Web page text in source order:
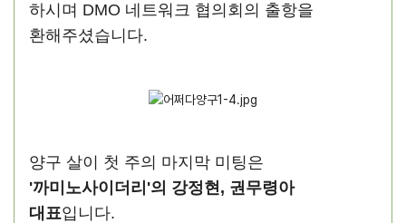
하시며 DMO 네트워크 협의회의 출항을
환해주셨습니다.
양구 살이 첫 주의 마지막 미팅은
'까미노사이더리'의 강정현, 권무령아
대표입니다.